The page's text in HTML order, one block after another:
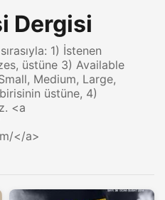
Dergisi
1) İstenen
üstüne 3) Available
Medium, Large,
üstüne, 4)
<a
</a>